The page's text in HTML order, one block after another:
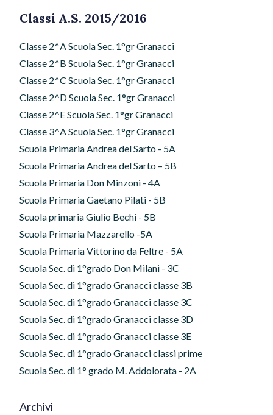
o n
di
Classi A.S. 2015/2016
Classe 2^A Scuola Sec. 1°gr Granacci
Classe 2^B Scuola Sec. 1°gr Granacci
Classe 2^C Scuola Sec. 1°gr Granacci
Classe 2^D Scuola Sec. 1°gr Granacci
Classe 2^E Scuola Sec. 1°gr Granacci
Classe 3^A Scuola Sec. 1°gr Granacci
Scuola Primaria Andrea del Sarto - 5A
Scuola Primaria Andrea del Sarto – 5B
Scuola Primaria Don Minzoni - 4A
Scuola Primaria Gaetano Pilati - 5B
Scuola primaria Giulio Bechi - 5B
Scuola Primaria Mazzarello -5A
Scuola Primaria Vittorino da Feltre - 5A
Scuola Sec. di 1°grado Don Milani - 3C
Scuola Sec. di 1°grado Granacci classe 3B
Scuola Sec. di 1°grado Granacci classe 3C
Scuola Sec. di 1°grado Granacci classe 3D
Scuola Sec. di 1°grado Granacci classe 3E
Scuola Sec. di 1°grado Granacci classi prime
Scuola Sec. di 1° grado M. Addolorata - 2A
Archivi